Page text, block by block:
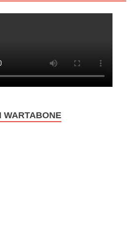
WARTABONE